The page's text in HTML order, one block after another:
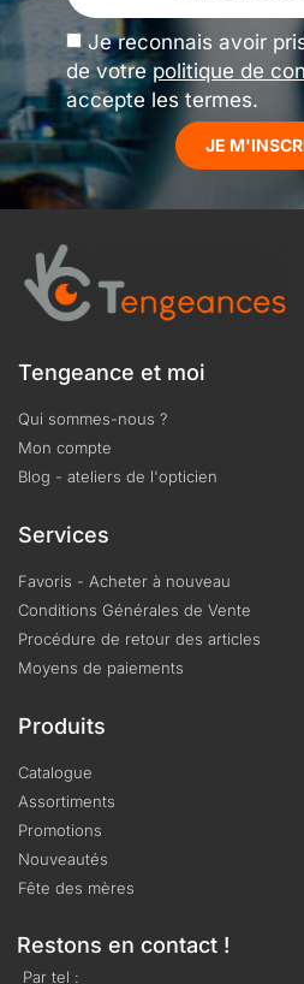
Je reconnais avoir
de votrepolitique de
accepte les termes.
JE
Tengeance et moi
Qui sommes-nous ?
Mon compte
Blog - ateliers de l'opticien
Services
Favoris - Acheter à nouveau
Conditions Générales de Vente
Procédure de retour des articles
Moyens de paiements
Produits
Catalogue
Assortiments
Promotions
Nouveautés
Fête des mères
Restons en contact !
Par tel :